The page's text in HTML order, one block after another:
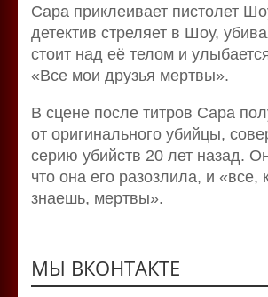
Сара приклеивает пистолет
детектив стреляет в Шоу,
стоит над её телом и
«Все мои друзья мертвы».
В сцене после титров Сара
от оригинального убийцы,
серию убийств 20 лет назад.
что она его разозлила, и «все,
знаешь, мертвы».
МЫ ВКОНТАКТЕ